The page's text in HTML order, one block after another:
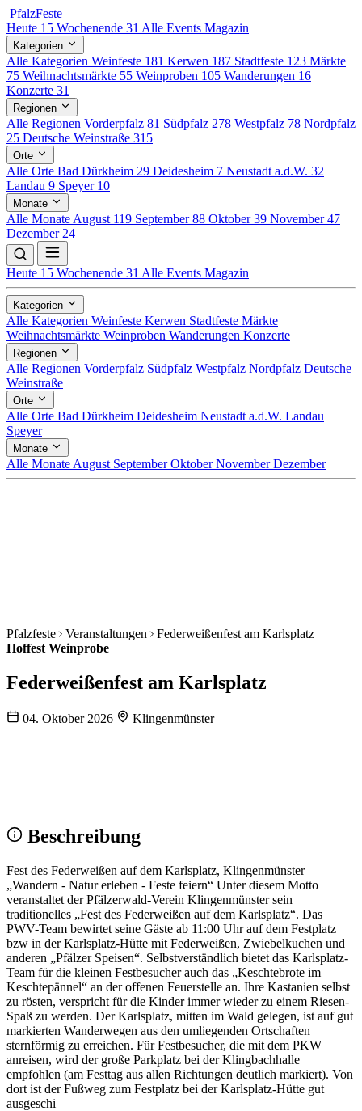
PfalzFeste
Heute 15 Wochenende 31 Alle Events Magazin
Kategorien
Alle Kategorien Weinfeste 181 Kerwen 187 Stadtfeste 123 Märkte
75 Weihnachtsmärkte 55 Weinproben 105 Wanderungen 16
Konzerte 31
Regionen
Alle Regionen Vorderpfalz 81 Südpfalz 278 Westpfalz 78 Nordpfalz
25 Deutsche Weinstraße 315
Orte
Alle Orte Bad Dürkheim 29 Deidesheim 7 Neustadt a.d.W. 32
Landau 9 Speyer 10
Monate
Alle Monate August 119 September88 Oktober39 November47
Dezember 24
Heute 15 Wochenende 31 Alle Events Magazin
Kategorien
Alle Kategorien Weinfeste Kerwen Stadtfeste Märkte
Weihnachtsmärkte Weinproben Wanderungen Konzerte
Regionen
Alle Regionen Vorderpfalz Südpfalz Westpfalz Nordpfalz Deutsche
Weinstraße
Orte
Alle Orte Bad Dürkheim Deidesheim Neustadt a.d.W. Landau
Speyer
Monate
Alle Monate August SeptemberOktoberNovemberDezember
Pfalzfeste Veranstaltungen
Federweißenfest am Karlsplatz
Hoffest Weinprobe
Federweißenfest am Karlsplatz
04. Oktober 2026 Klingenmünster
Beschreibung
Fest des Federweißen auf dem Karlsplatz, Klingenmünster
„Wandern - Natur erleben - Feste feiern“ Unter diesem Motto
veranstaltet der Pfälzerwald-Verein Klingenmünster sein
traditionelles „Fest des Federweißen auf dem Karlsplatz“. Das
PWV-Team bewirtet seine Gäste ab 11:00 Uhr auf dem Festplatz
bzw in der Karlsplatz-Hütte mit Federweißen, Zwiebelkuchen und
anderen „Pfälzer Speisen“. Selbstverständlich bietet das Karlsplatz-
Team für die kleinen Festbesucher auch das „Keschtebrote im
Keschtepännel“ an der offenen Feuerstelle an. Ihre Kastanien selbst
zu rösten, verspricht für die Kinder immer wieder zu einem Riesen-
Spaß zu werden. Der Karlsplatz, mitten im Wald gelegen, ist auf gut
markierten Wanderwegen aus den umliegenden Ortschaften
sternförmig zu erreichen. Für Festbesucher, die mit dem PKW
anreisen, wird der große Parkplatz bei der Klingbachhalle
empfohlen (am Festtag aus allen Richtungen deutlich markiert). Von
dort ist der Fußweg zum Festplatz bei der Karlsplatz-Hütte gut
ausgeschi